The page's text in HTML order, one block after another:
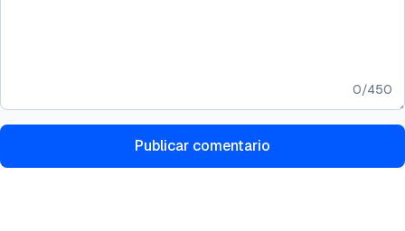
0/450
Publicar comentario